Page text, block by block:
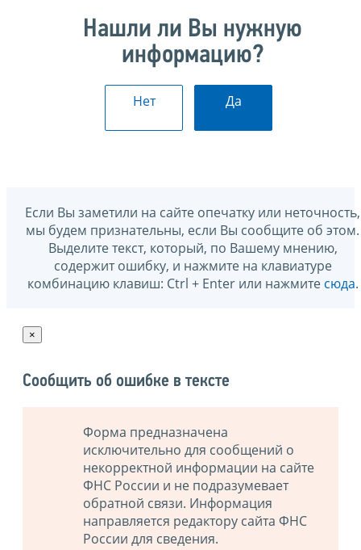
Нашли ли Вы нужную
информацию?
Нет Да
Если Вы заметили на сайте опечатку или неточность,
мы будем признательны, если Вы сообщите об этом.
Выделите текст, который, по Вашему мнению,
содержит ошибку, и нажмите на клавиатуре
комбинацию клавиш: Ctrl + Enter или нажмите сюда.
×
Сообщить об ошибке в тексте
Форма предназначена
исключительно для сообщений о
некорректной информации на сайте
ФНС России и не подразумевает
обратной связи. Информация
направляется редактору сайта ФНС
России для сведения.